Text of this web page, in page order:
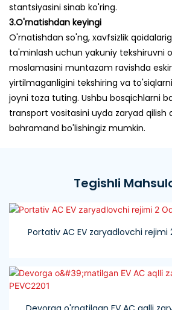
stantsiyasini sinab ko'ring.
3.O'rnatishdan keyingi
O'rnatishdan so'ng, xavfsizlik
ta'minlash uchun yakuniy tekshiruvni
moslamasini muntazam ravishda
yirtilmaganligini tekshiring va
joyni toza tuting. Ushbu bosqichlarni
transport vositasini uyda zaryad qilish
bahramand bo'lishingiz mumkin.
Tegishli
Portativ AC EV zaryadlovchi rejimi